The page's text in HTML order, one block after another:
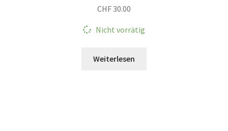
CHF30.00
Nicht vorrätig
Weiterlesen